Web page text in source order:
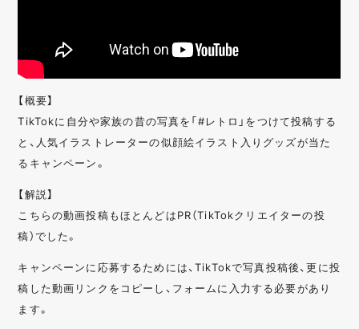
【概要】
TikTokに自分や家族の昔の写真を「#レトロ」をつけて投稿する
と、人気イラストレーターの似顔絵イラスト入りグッズが当た
るキャンペーン。
【解説】
こちらの動画投稿もほとんどはPR（TikTokクリエイターの投
稿）でした。
キャンペーンに応募するためには、TikTokで写真投稿後、更に投
稿した動画リンクをコピーし、フォームに入力する必要があり
ます。